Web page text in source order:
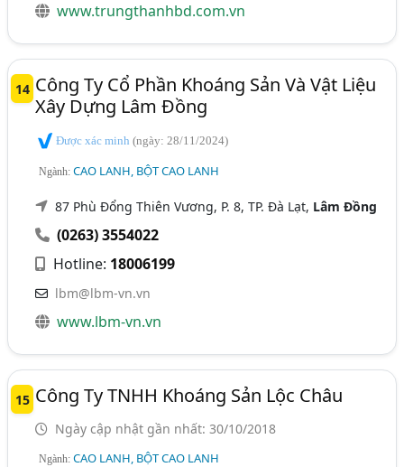
www.trungthanhbd.com.vn
14 Công Ty Cổ Phần Khoáng Sản Và Vật Liệu
Xây Dựng Lâm Đồng
Được xác minh(ngày: 28/11/2024)
Ngành:CAO LANH, BỘT CAO LANH
87 Phù Đổng Thiên Vương, P. 8, TP. Đà Lạt, Lâm Đồng
(0263) 3554022
Hotline: 18006199
lbm@lbm-vn.vn
www.lbm-vn.vn
15 Công Ty TNHH Khoáng Sản Lộc Châu
Ngày cập nhật gần nhất: 30/10/2018
Ngành:CAO LANH, BỘT CAO LANH